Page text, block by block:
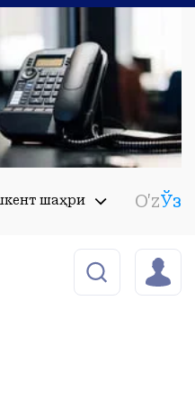
шаҳри O'zЎз